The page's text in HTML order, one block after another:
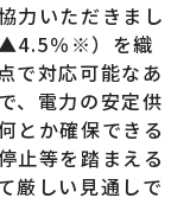
力いただきまし
▲4.5％※）を織
で対応可能なあ
、電力の安定供
とか確保できる
止等を踏まえる
厳しい見通しで